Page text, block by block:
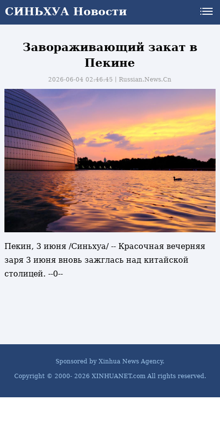
СИНЬХУА Новости
СИНЬХУА Новости
Завораживающий закат в
Пекине
2026-06-04 02:46:45丨Russian.News.Cn
Пекин, 3 июня /Синьхуа/ -- Красочная вечерняя
заря 3 июня вновь зажглась над китайской
столицей. --0--
Sponsored by Xinhua News Agency.
Copyright © 2000- 2026 XINHUANET.com All rights reserved.